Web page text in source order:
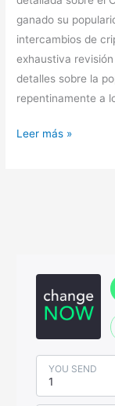
ganado su
intercambios de
exhaustiva
detalles sobre la
repentinamente a
Leer más »
YOU SEND